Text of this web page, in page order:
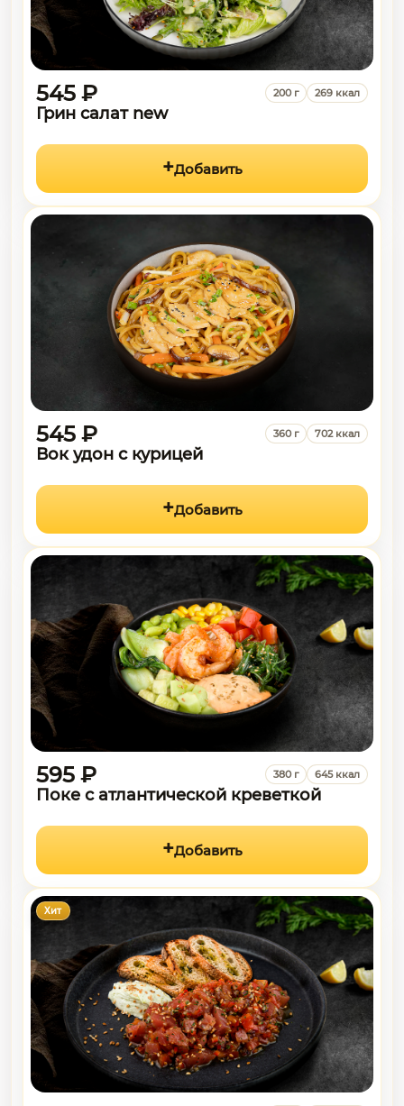
545 ₽ 200 г 269 ккал
Грин салат new
Добавить
545 ₽ 360 г 702 ккал
Вок удон с курицей
Добавить
595 ₽ 380 г 645 ккал
Поке с атлантической креветкой
Добавить
Хит